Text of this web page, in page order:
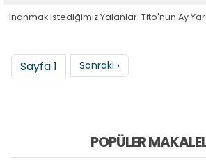
İnanmak İstediğimiz Yalanlar: Tito'nun Ay
Sayfalama
Sayfa 1 Sonraki sayfa
Sonraki ›
POPÜLER